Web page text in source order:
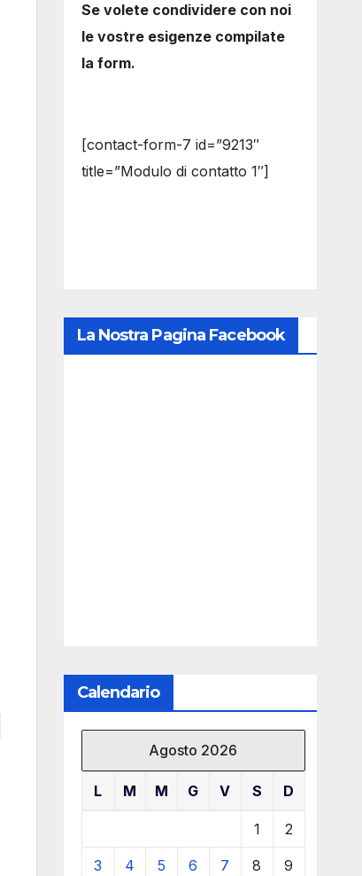
Se volete condividere con noi
le vostre esigenze compilate
la form.
[contact-form-7 id=”9213″
title=”Modulo di contatto 1″]
La Nostra Pagina Facebook
Calendario
Agosto 2026
L M M G V S D
1 2
3 4 5 6 7 8 9